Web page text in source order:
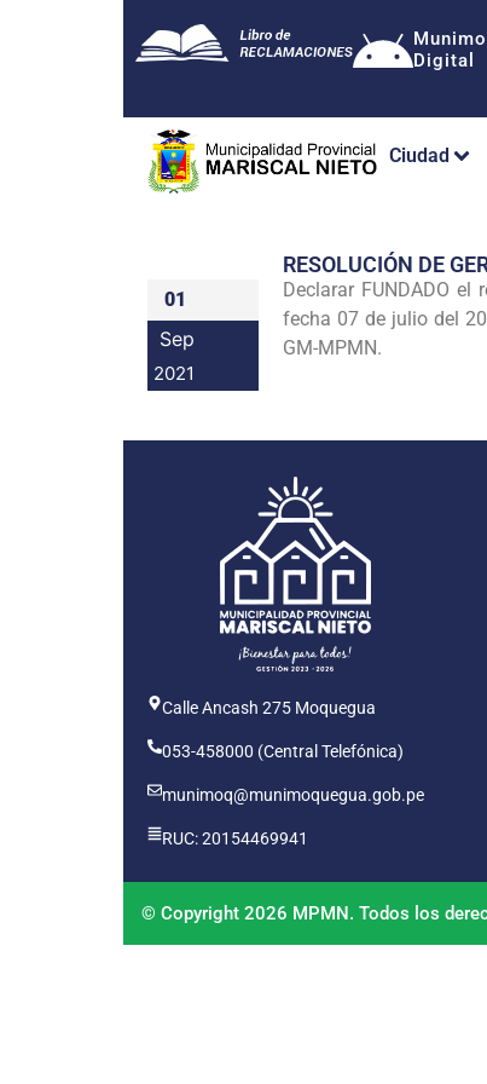
Digital
Ciudad
01
Sep
2021
RESOLUCIÓN DE
Declarar FUNDADO el
fecha 07 de julio del
GM-MPMN.
Calle Ancash 275 Moquegua
053-458000 (Central Telefónica)
munimoq@munimoquegua.gob.pe
RUC: 20154469941
© Copyright 2026 MPMN. Todos los